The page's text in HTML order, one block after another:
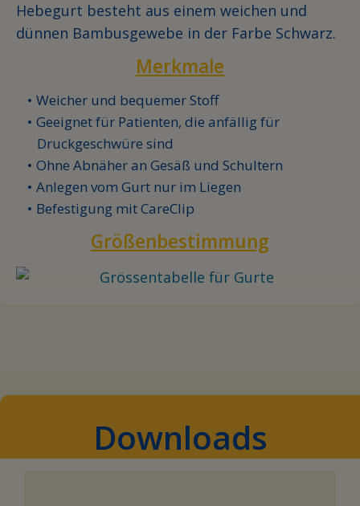
Hebegurt besteht aus einem weichen und
dünnen Bambusgewebe in der Farbe Schwarz.
Merkmale
Weicher und bequemer Stoff
Geeignet für Patienten, die anfällig für
Druckgeschwüre sind
Ohne Abnäher an Gesäß und Schultern
Anlegen vom Gurt nur im Liegen
Befestigung mit CareClip
Größenbestimmung
Downloads